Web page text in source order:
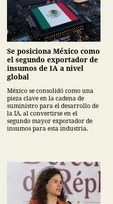
Se posiciona México como
el segundo exportador de
insumos de IA a nivel
global
México se consolidó como una
pieza clave en la cadena de
suministro para el desarrollo de
la IA, al convertirse en el
segundo mayor exportador de
insumos para esta industria.